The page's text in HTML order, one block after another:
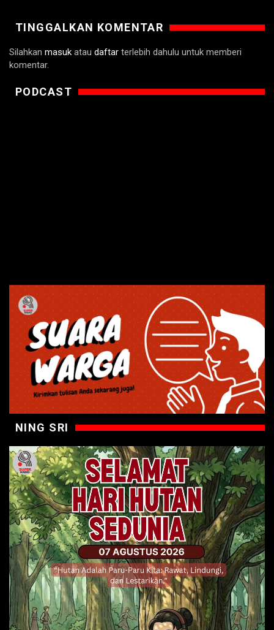
TINGGALKAN KOMENTAR
Silahkan masuk atau daftar terlebih dahulu untuk memberi
komentar.
PODCAST
NING SRI